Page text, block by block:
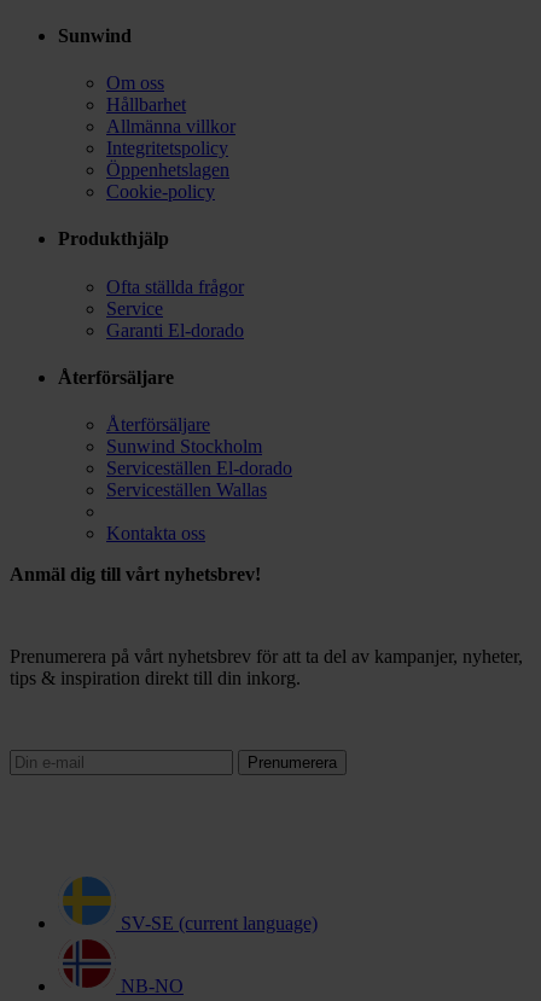
Sunwind
Om oss
Hållbarhet
Allmänna villkor
Integritetspolicy
Öppenhetslagen
Cookie-policy
Produkthjälp
Ofta ställda frågor
Service
Garanti El-dorado
Återförsäljare
Återförsäljare
Sunwind Stockholm
Serviceställen El-dorado
Serviceställen Wallas
Kontakta oss
Anmäl dig till vårt nyhetsbrev!
Prenumerera på vårt nyhetsbrev för att ta del av kampanjer, nyheter,
tips & inspiration direkt till din inkorg.
Prenumerera
SV-SE (current language)
NB-NO